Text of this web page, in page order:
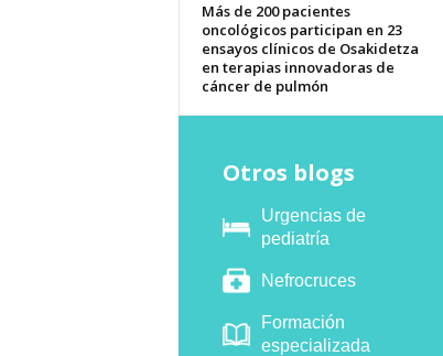
Más de 200 pacientes
oncológicos participan en 23
ensayos clínicos de Osakidetza
en terapias innovadoras de
cáncer de pulmón
Otros blogs
Urgencias de
pediatría
Nefrocruces
Formación
especializada